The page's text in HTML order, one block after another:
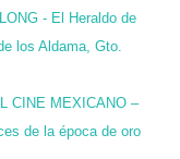
- El Heraldo de
los Aldama, Gto.
CINE MEXICANO –
de la época de oro